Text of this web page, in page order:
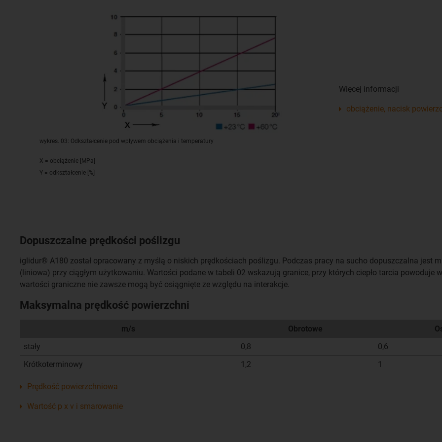
wykres. 03: Odkształcenie pod wpływem obciążenia i temperatury
X = obciążenie [MPa]
Y = odkształcenie [%]
Więcej informacji
obciążenie, nacisk
Dopuszczalne prędkości poślizgu
iglidur® A180 został opracowany z myślą o niskich prędkościach poślizgu. Podczas pracy na sucho dopuszczalna jest
(liniowa) przy ciągłym użytkowaniu. Wartości podane w tabeli 02 wskazują granice, przy których ciepło tarcia powoduje
wartości graniczne nie zawsze mogą być osiągnięte ze względu na interakcje.
Maksymalna prędkość powierzchni
m/s Obrotowe
stały
0,8 0,6
Krótkoterminowy
1,2 1
Prędkość powierzchniowa
Wartość p x v i smarowanie